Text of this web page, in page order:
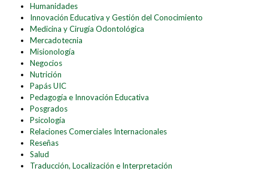
Humanidades
Innovación Educativa y Gestión del Conocimiento
Medicina y Cirugía Odontológica
Mercadotecnia
Misionología
Negocios
Nutrición
Papás UIC
Pedagogía e Innovación Educativa
Posgrados
Psicología
Relaciones Comerciales Internacionales
Reseñas
Salud
Traducción, Localización e Interpretación